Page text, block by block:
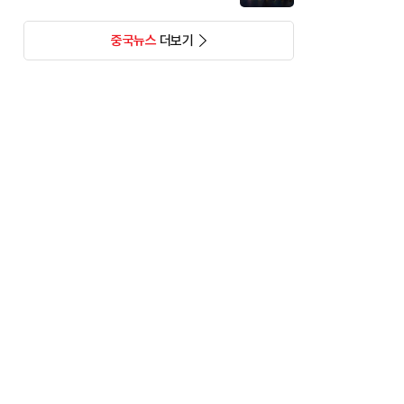
중국뉴스더보기